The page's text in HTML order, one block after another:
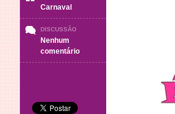
Carnaval
DISCUSSÃO
Nenhum
comentárioem
Carnaval